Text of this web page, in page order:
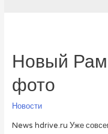
Новый
фото
Новости
News hdrive.ru Уже